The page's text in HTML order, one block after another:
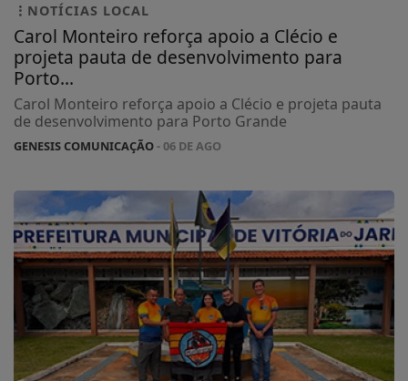
NOTÍCIAS LOCAL
Carol Monteiro reforça apoio a Clécio e
projeta pauta de desenvolvimento para
Porto...
Carol Monteiro reforça apoio a Clécio e projeta pauta
de desenvolvimento para Porto Grande
GENESIS COMUNICAÇÃO- 06 DE AGO